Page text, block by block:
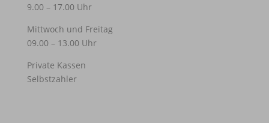
9.00 – 17.00 Uhr
Mittwoch und Freitag
09.00 – 13.00 Uhr
Private Kassen
Selbstzahler